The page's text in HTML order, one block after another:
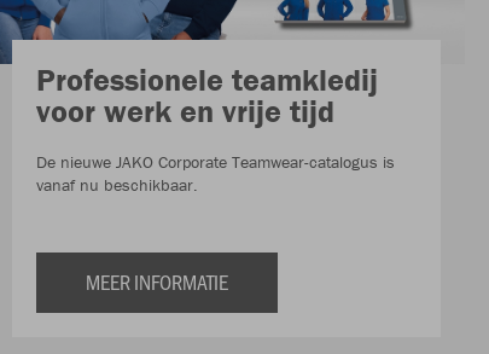
Professionele teamkledij
voor werk en vrije tijd
De nieuwe JAKO Corporate Teamwear-catalogus is
vanaf nu beschikbaar.
MEER INFORMATIE